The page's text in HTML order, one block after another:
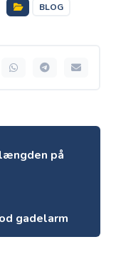
BLOG
på
gadelarm